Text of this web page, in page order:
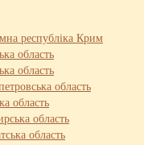
республіка Крим
область
область
область
область
область
область